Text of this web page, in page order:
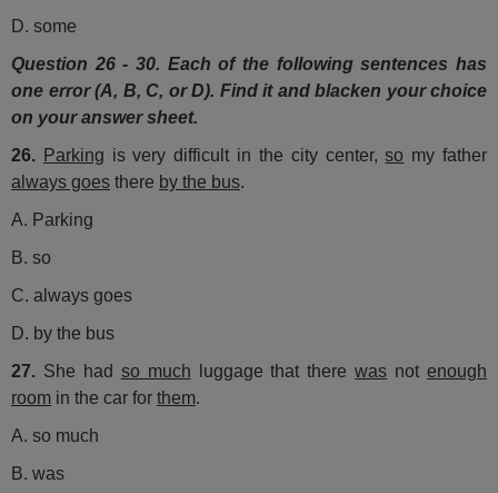
D. some
Question 26 - 30. Each of the following sentences has
one error (A, B, C, or D). Find it and blacken your choice
on your answer sheet.
26. Parking is very difficult in the city center,so my father
always goes there by the bus.
A. Parking
B. so
C. always goes
D. by the bus
27. She had so much luggage that therewas notenough
room in the car for them.
A. so much
B. was